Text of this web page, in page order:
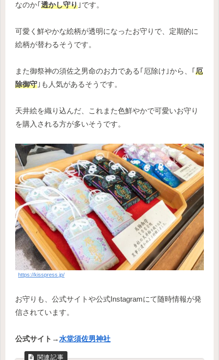
なのか｢ 透かし守り ｣です。
可愛く鮮やかな絵柄が透明になったお守りで、定期的に
絵柄が替わるそうです。
また御祭神の須佐之男命のお力である｢厄除け｣から、｢ 厄
除御守 ｣も人気があるそうです。
天井絵を織り込んだ、これまた色鮮やかで可愛いお守り
を購入される方が多いそうです。
https://kisspress.jp/
お守りも、公式サイトや公式Instagramにて随時情報が発
信されています。
公式サイト→水堂須佐男神社